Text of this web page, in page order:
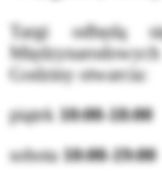
Targi odbędą
Godziny otwarcia:
piątek 10:00-18:00
sobota10:00-19:00